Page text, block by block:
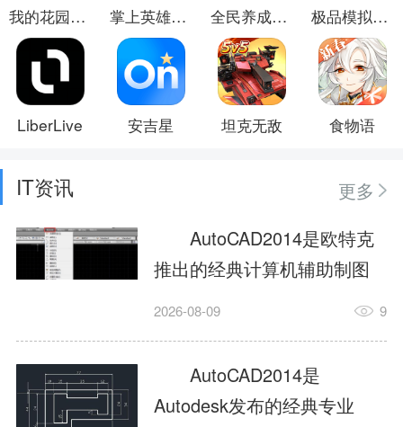
我的花园世界 掌上英雄联盟 全民养成之女皇陛下 极品模拟车手
LiberLive 安吉星 坦克无敌 食物语
IT资讯
更多
AutoCAD2014是欧特克
推出的经典计算机辅助制图
工具，主打稳定2D施工图绘
行业工程设计。版本新增图
纸标签页、实景地理地图、
2026-08-09 9
AutoCAD2014是
Autodesk发布的经典专业